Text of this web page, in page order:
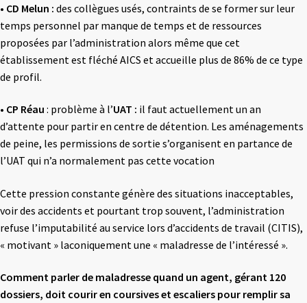
• CD Melun : des collègues usés, contraints de se former sur leur
temps personnel par manque de temps et de ressources
proposées par l’administration alors même que cet
établissement est fléché AICS et accueille plus de 86% de ce type
de profil.
• CP Réau : problème à l’UAT : il faut actuellement un an
d’attente pour partir en centre de détention. Les aménagements
de peine, les permissions de sortie s’organisent en partance de
l’UAT qui n’a normalement pas cette vocation
Cette pression constante génère des situations inacceptables,
voir des accidents et pourtant trop souvent, l’administration
refuse l’imputabilité au service lors d’accidents de travail (CITIS),
« motivant » laconiquement une « maladresse de l’intéressé ».
Comment parler de maladresse quand un agent, gérant 120
dossiers, doit courir en coursives et escaliers pour remplir sa